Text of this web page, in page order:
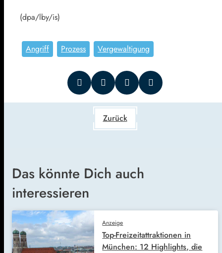
(dpa/lby/is)
Angriff Prozess Vergewaltigung
Zurück
Das könnte Dich auch
interessieren
Anzeige
Top-Freizeitattraktionen in
München: 12 Highlights, die